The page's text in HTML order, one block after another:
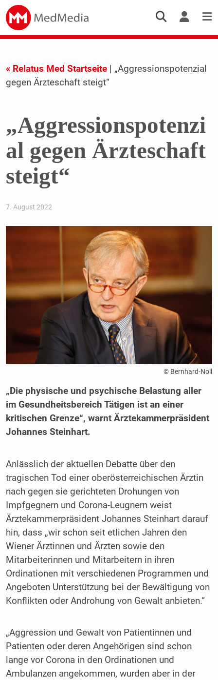
« Relatus Med Startseite| „Aggressionspotenzial
gegen Ärzteschaft steigt“
„Aggressionspotenzi
al gegen Ärzteschaft
steigt“
7. August 2022
© Bernhard-Noll
„Die physische und psychische Belastung aller
im Gesundheitsbereich Tätigen ist an einer
kritischen Grenze“, warnt Ärztekammerpräsident
Johannes Steinhart.
Anlässlich der aktuellen Debatte über den
tragischen Tod einer oberösterreichischen Ärztin
nach gegen sie gerichteten Drohungen von
Impfgegnern und Corona-Leugnern weist
Ärztekammerpräsident Johannes Steinhart darauf
hin, dass „wir schon seit etlichen Jahren den
Wiener Ärztinnen und Ärzten sowie den
Mitarbeiterinnen und Mitarbeitern in ihren
Ordinationen mit verschiedenen Programmen und
Angeboten Unterstützung bei der Bewältigung von
Konflikten oder Androhung von Gewalt anbieten.“
„Aggression und Gewalt von Patientinnen und
Patienten oder deren Angehörigen sind schon
lange vor Corona in den Ordinationen und
Ambulanzen angekommen, wurden aber in der